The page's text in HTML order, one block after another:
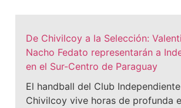
De Chivilcoy a la Selección:
Nacho Fedato representarán a
en el Sur-Centro de Paraguay
El handball del Club
Chivilcoy vive horas de profunda